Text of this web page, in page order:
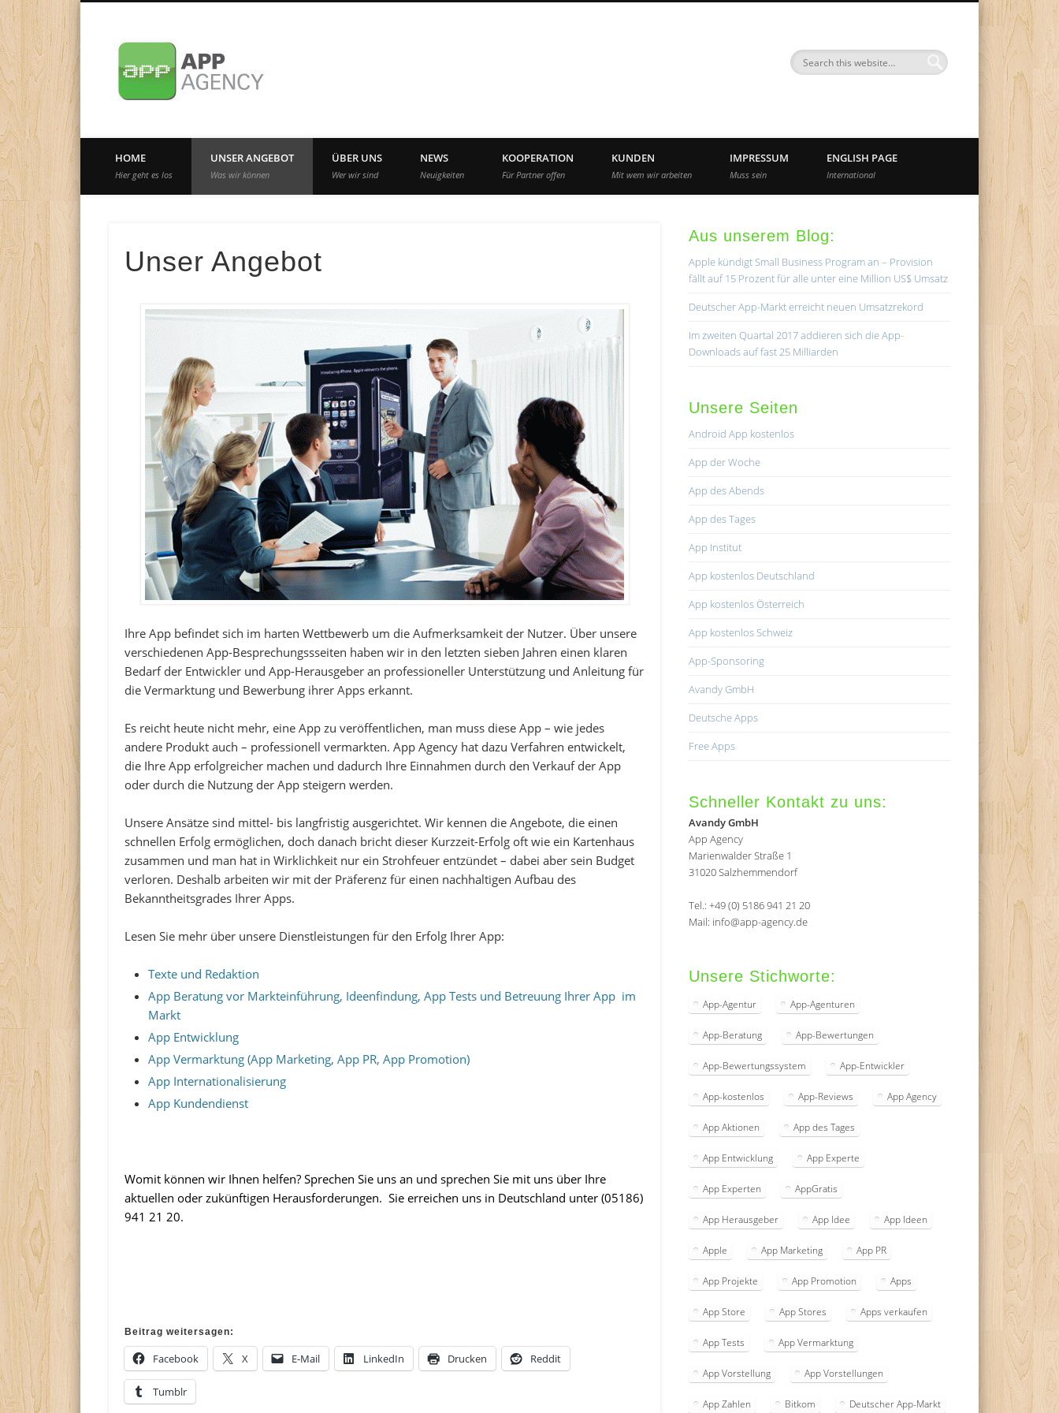
Internationale App-Agentur seit 2010
HOME
Hier geht es los
UNSER ANGEBOT
Was wir können
ÜBER UNS
Wer wir sind
NEWS
Neuigkeiten
KOOPERATION
Für Partner offen
KUNDEN
Mit wem wir arbeiten
IMPRESSUM
Muss sein
ENGLISH PAGE
International
Unser Angebot
Ihre App befindet sich im harten Wettbewerb um die Aufmerksamkeit der Nutzer. Über unsere
verschiedenen App-Besprechungssseiten haben wir in den letzten sieben Jahren einen klaren
Bedarf der Entwickler und App-Herausgeber an professioneller Unterstützung und Anleitung für
die Vermarktung und Bewerbung ihrer Apps erkannt.
Es reicht heute nicht mehr, eine App zu veröffentlichen, man muss diese App – wie jedes
andere Produkt auch – professionell vermarkten. App Agency hat dazu Verfahren entwickelt,
die Ihre App erfolgreicher machen und dadurch Ihre Einnahmen durch den Verkauf der App
oder durch die Nutzung der App steigern werden.
Unsere Ansätze sind mittel- bis langfristig ausgerichtet. Wir kennen die Angebote, die einen
schnellen Erfolg ermöglichen, doch danach bricht dieser Kurzzeit-Erfolg oft wie ein Kartenhaus
zusammen und man hat in Wirklichkeit nur ein Strohfeuer entzündet – dabei aber sein Budget
verloren. Deshalb arbeiten wir mit der Präferenz für einen nachhaltigen Aufbau des
Bekanntheitsgrades Ihrer Apps.
Lesen Sie mehr über unsere Dienstleistungen für den Erfolg Ihrer App:
Texte und Redaktion
App Beratung vor Markteinführung, Ideenfindung, App Tests und Betreuung Ihrer App im
Markt
App Entwicklung
App Vermarktung (App Marketing, App PR, App Promotion)
App Internationalisierung
App Kundendienst
Womit können wir Ihnen helfen? Sprechen Sie uns an und sprechen Sie mit uns über Ihre
aktuellen oder zukünftigen Herausforderungen. Sie erreichen uns in Deutschland unter (05186)
941 21 20.
Beitrag weitersagen:
Facebook X E-Mail LinkedIn Drucken Reddit
Tumblr
Aus unserem Blog:
Apple kündigt Small Business Program an – Provision
fällt auf 15 Prozent für alle unter eine Million US$ Umsatz
Deutscher App-Markt erreicht neuen Umsatzrekord
Im zweiten Quartal 2017 addieren sich die App-
Downloads auf fast 25 Milliarden
Unsere Seiten
Android App kostenlos
App der Woche
App des Abends
App des Tages
App Institut
App kostenlos Deutschland
App kostenlos Österreich
App kostenlos Schweiz
App-Sponsoring
Avandy GmbH
Deutsche Apps
Free Apps
Schneller Kontakt zu uns:
Avandy GmbH
App Agency
Marienwalder Straße 1
31020 Salzhemmendorf
Tel.: +49 (0) 5186 941 21 20
Mail: info@app-agency.de
Unsere Stichworte:
App-Agentur App-Agenturen
App-Beratung App-Bewertungen
App-Bewertungssystem App-Entwickler
App-kostenlos App-Reviews App Agency
App Aktionen App des Tages
App Entwicklung App Experte
App Experten AppGratis
App Herausgeber App Idee App Ideen
Apple App Marketing App PR
App Projekte App Promotion Apps
App Store App Stores Apps verkaufen
App Tests App Vermarktung
App Vorstellung App Vorstellungen
App Zahlen Bitkom Deutscher App-Markt